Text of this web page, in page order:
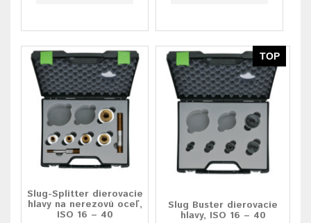
Slug-Splitter dierovacie
hlavy na nerezovú oceľ,
ISO 16 – 40
TOP
Slug Buster dierovacie
hlavy, ISO 16 – 40